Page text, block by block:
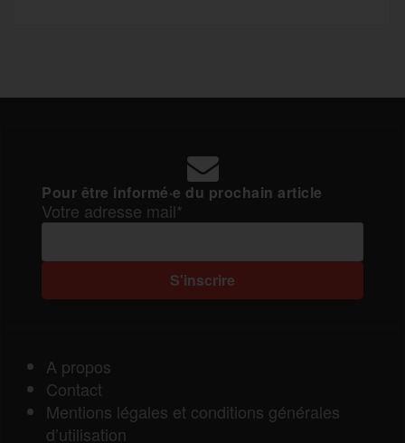
Pour être informé·e du prochain article
Votre adresse mail*
A propos
Contact
Mentions légales et conditions générales
d’utilisation